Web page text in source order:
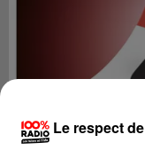
Le respect